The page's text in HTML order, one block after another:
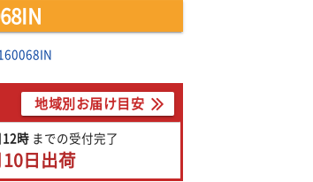
地域別お届け目安
12時 までの受付完了
日出荷